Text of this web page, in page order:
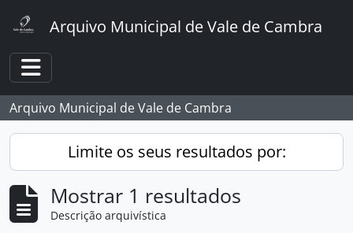
Arquivo Municipal de Vale de Cambra
Toggle navigation
Arquivo Municipal de Vale de Cambra
Limite os seus resultados por:
Mostrar 1 resultados
Descrição arquivística